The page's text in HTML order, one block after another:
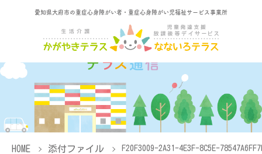
愛知県大府市の重症心身障がい者・重症心身障がい児福祉サービス事業所
HOME 添付ファイル F20F3009-2A31-4E3F-8C5E-